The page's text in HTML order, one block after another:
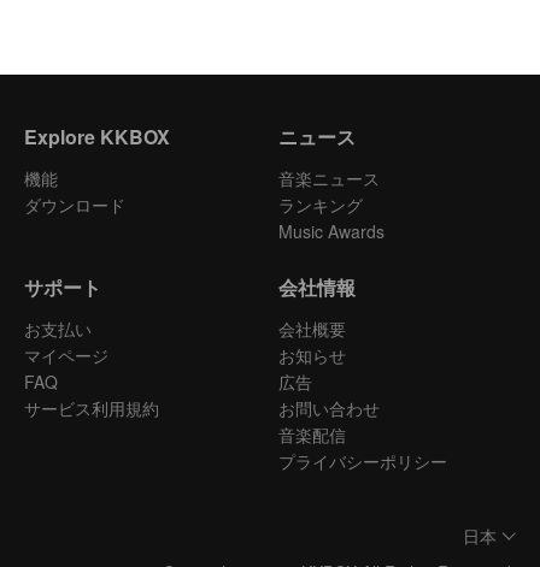
Explore KKBOX
機能
ダウンロード
ニュース
音楽ニュース
ランキング
Music Awards
サポート
お支払い
マイページ
FAQ
サービス利用規約
会社情報
会社概要
お知らせ
広告
お問い合わせ
音楽配信
プライバシーポリシー
日本